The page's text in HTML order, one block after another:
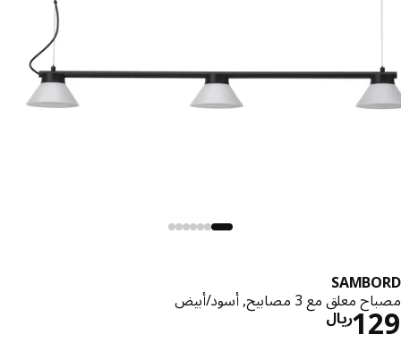
مع 3 مصابيح, أسود/أبيض
ريالالسعر ريال 129